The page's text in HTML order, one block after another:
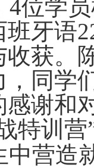
4位学
班牙语
获。
同学
感谢和
特训
中营造